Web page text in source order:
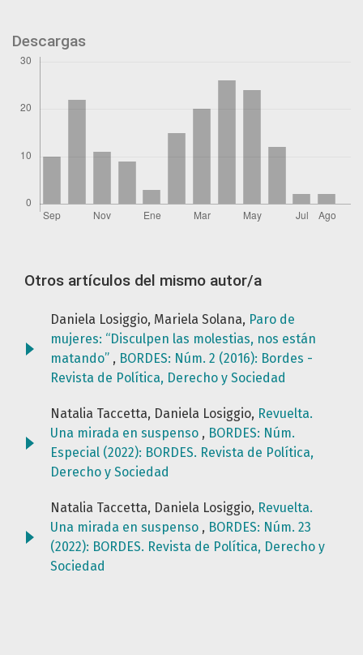
Descargas
Otros artículos del mismo autor/a
Daniela Losiggio, Mariela Solana, Paro de
mujeres: “Disculpen las molestias, nos están
matando” , BORDES: Núm. 2 (2016): Bordes -
Revista de Política, Derecho y Sociedad
Natalia Taccetta, Daniela Losiggio, Revuelta.
Una mirada en suspenso , BORDES: Núm.
Especial (2022): BORDES. Revista de Política,
Derecho y Sociedad
Natalia Taccetta, Daniela Losiggio, Revuelta.
Una mirada en suspenso , BORDES: Núm. 23
(2022): BORDES. Revista de Política, Derecho y
Sociedad